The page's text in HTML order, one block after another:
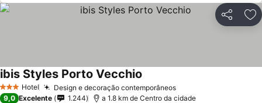
Partilhar
3 EstrelasHotel Design e decoração contemporâneos
ibis Styles Porto Vecchio
9,0 Excelente 1.244 a 1.8 km de Centro da cidade